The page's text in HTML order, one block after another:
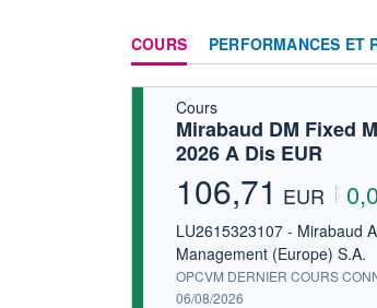
COURS PERFORMANCES ET
Cours
Mirabaud DM Fixed
2026 A Dis EUR
106,71 EUR
LU2615323107 - Mirabaud
Management (Europe) S.A.
OPCVM DERNIER COURS
06/08/2026